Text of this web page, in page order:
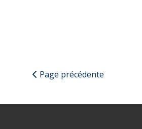
Page précédente